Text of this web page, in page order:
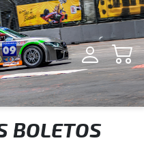
BOLETOS